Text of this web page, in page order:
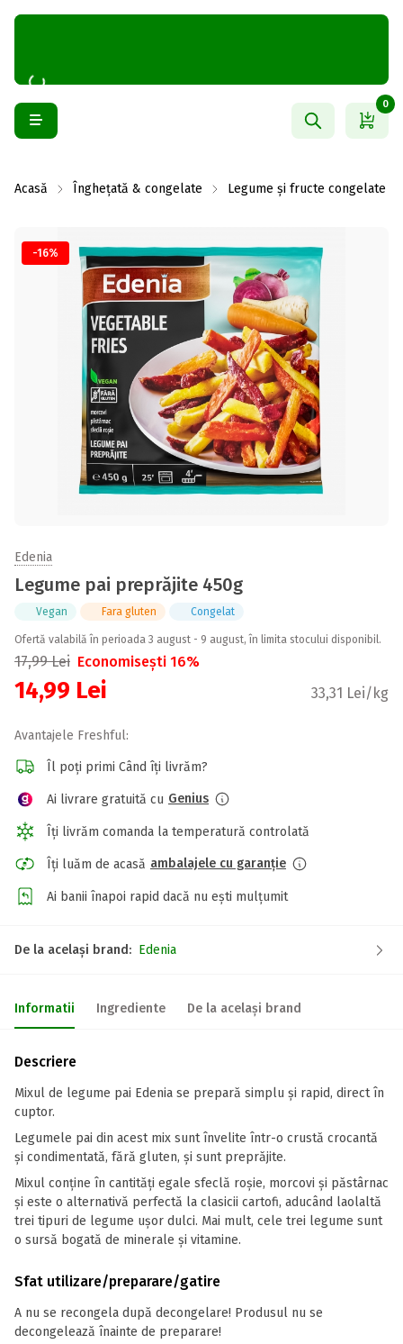
0
Acasă Înghețată & congelate Legume și fructe congelate
-16%
Edenia
Legume pai preprăjite 450g
Vegan Fara gluten Congelat
Ofertă valabilă în perioada 3 august - 9 august, în limita stocului disponibil.
17,99Lei Economisești 16%
14,99 Lei 33,31 Lei/kg
Avantajele Freshful:
Îl poți primi Când îți livrăm?
Ai livrare gratuită cu Genius
Îți livrăm comanda la temperatură controlată
Îți luăm de acasă ambalajele cu garanție
Ai banii înapoi rapid dacă nu ești mulțumit
De la același brand: Edenia
Informatii Ingrediente De la același brand
Descriere
Mixul de legume pai Edenia se prepară simplu și rapid, direct în
cuptor.
Legumele pai din acest mix sunt învelite într-o crustă crocantă
și condimentată, fără gluten, și sunt preprăjite.
Mixul conține în cantități egale sfeclă roșie, morcovi și păstârnac
și este o alternativă perfectă la clasicii cartofi, aducând laolaltă
trei tipuri de legume ușor dulci. Mai mult, cele trei legume sunt
o sursă bogată de minerale și vitamine.
Sfat utilizare/preparare/gatire
A nu se recongela după decongelare! Produsul nu se
decongelează înainte de preparare!